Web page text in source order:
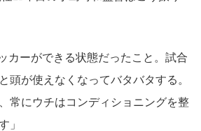
カーができる状態だったこと。試合
頭が使えなくなってバタバタする。
常にウチはコンディショニングを整
」